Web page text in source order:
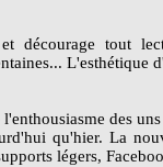
tout
des
qu'hier. La
légers,